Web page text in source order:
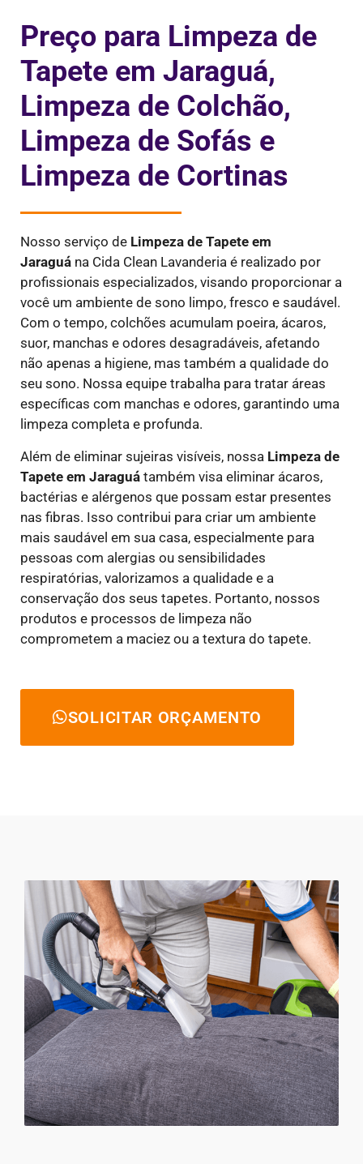
Preço para Limpeza de
Tapete em Jaraguá,
Limpeza de Colchão,
Limpeza de Sofás e
Limpeza de Cortinas
Nosso serviço de Limpeza de Tapete em
Jaraguá na Cida Clean Lavanderia é realizado por
profissionais especializados, visando proporcionar a
você um ambiente de sono limpo, fresco e saudável.
Com o tempo, colchões acumulam poeira, ácaros,
suor, manchas e odores desagradáveis, afetando
não apenas a higiene, mas também a qualidade do
seu sono. Nossa equipe trabalha para tratar áreas
específicas com manchas e odores, garantindo uma
limpeza completa e profunda.
Além de eliminar sujeiras visíveis, nossa Limpeza de
Tapete em Jaraguá também visa eliminar ácaros,
bactérias e alérgenos que possam estar presentes
nas fibras. Isso contribui para criar um ambiente
mais saudável em sua casa, especialmente para
pessoas com alergias ou sensibilidades
respiratórias, valorizamos a qualidade e a
conservação dos seus tapetes. Portanto, nossos
produtos e processos de limpeza não
comprometem a maciez ou a textura do tapete.
SOLICITAR ORÇAMENTO